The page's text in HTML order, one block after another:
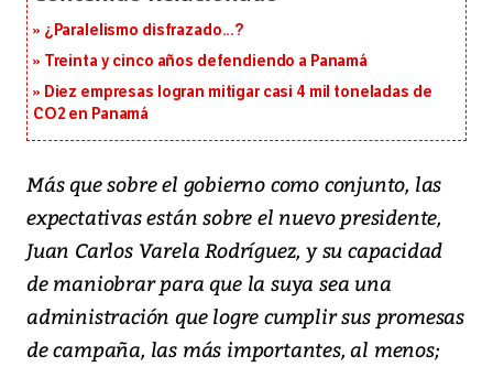
¿Paralelismo disfrazado...?
Treinta y cinco años defendiendo a Panamá
Diez empresas logran mitigar casi 4 mil toneladas de
CO2 en Panamá
Más que sobre el gobierno como conjunto, las
expectativas están sobre el nuevo presidente,
Juan Carlos Varela Rodríguez, y su capacidad
de maniobrar para que la suya sea una
administración que logre cumplir sus promesas
de campaña, las más importantes, al menos;